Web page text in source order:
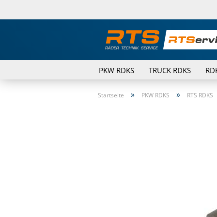
PKW RDKS TRUCK RDKS
Startseite » PKW RDKS » RTS RDKS